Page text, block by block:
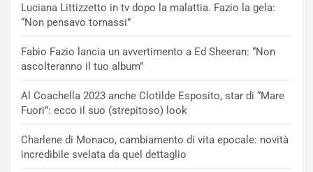
Luciana Littizzetto in tv dopo la malattia. Fazio la gela:
“Non pensavo tornassi”
Fabio Fazio lancia un avvertimento a Ed Sheeran: “Non
ascolteranno il tuo album”
Al Coachella 2023 anche Clotilde Esposito, star di “Mare
Fuori”: ecco il suo (strepitoso) look
Charlene di Monaco, cambiamento di vita epocale: novità
incredibile svelata da quel dettaglio